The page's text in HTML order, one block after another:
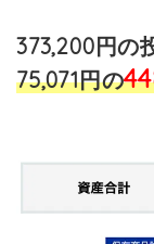
373,200円の
75,071円の